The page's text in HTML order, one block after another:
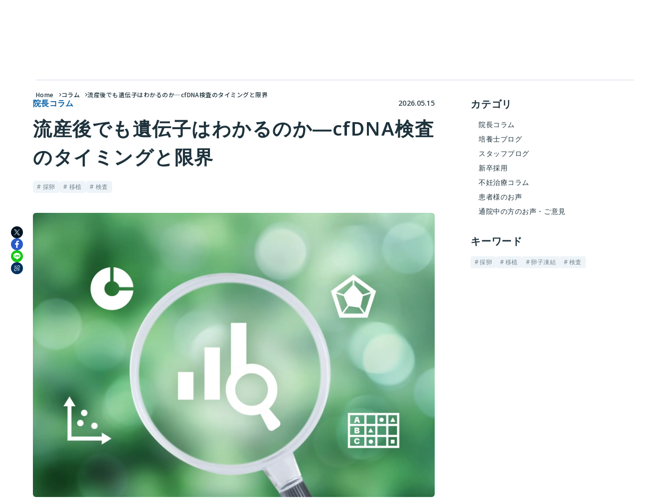
Home コラム 流産後でも遺伝子はわかるのか―cfDNA検査のタイミングと限界
院長コラム 2026.05.15
流産後でも遺伝子はわかるのか―cfDNA検査
のタイミングと限界
# 採卵 # 移植 # 検査
カテゴリ
院長コラム
培養士ブログ
スタッフブログ
新卒採用
不妊治療コラム
患者様のお声
通院中の方のお声・ご意見
キーワード
採卵 移植 卵子凍結 検査